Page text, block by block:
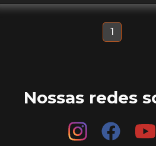
1
Nossas redes